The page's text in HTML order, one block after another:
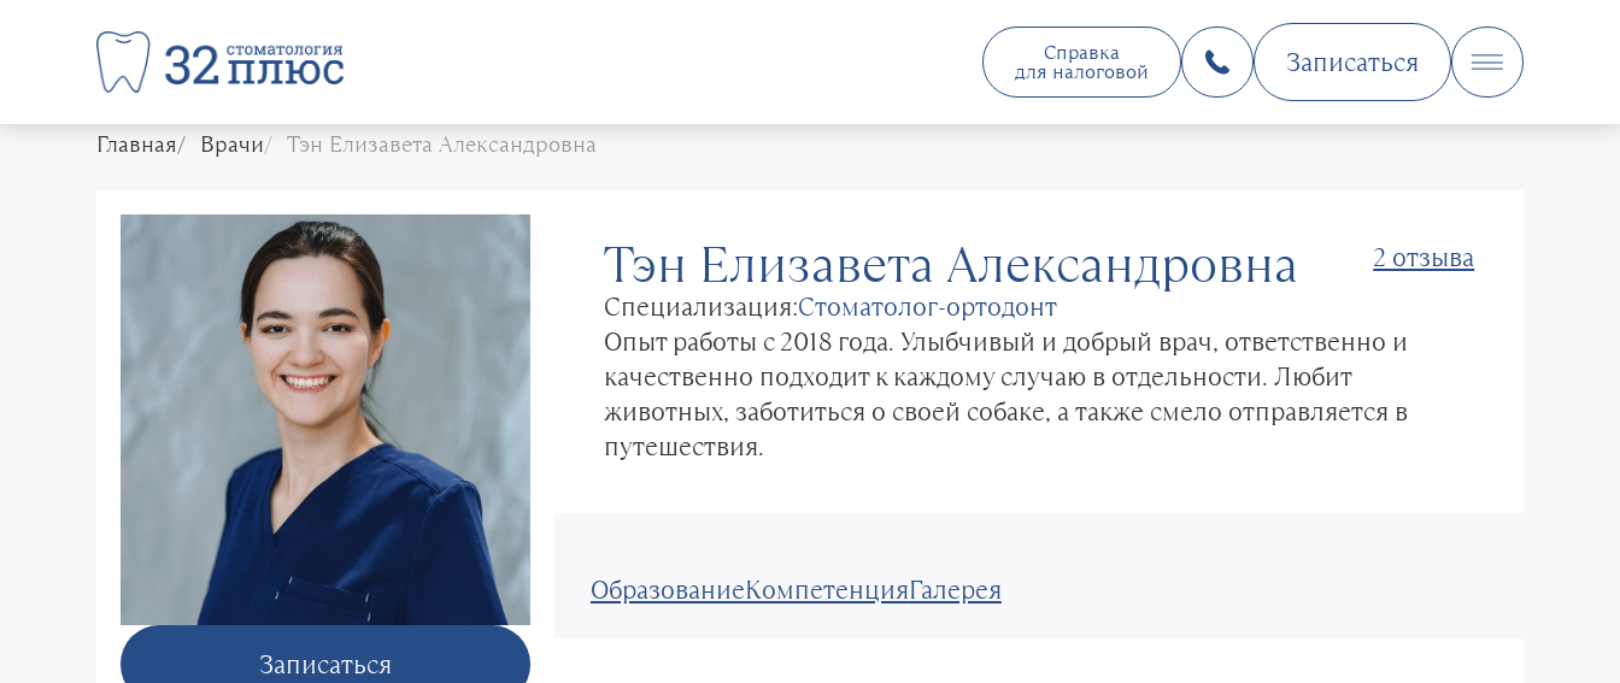
Справка
для налоговой Записаться
Главная Врачи Тэн Елизавета Александровна
Записаться
Тэн Елизавета Александровна
2 отзыва
Специализация:Стоматолог-ортодонт
Опыт работы c 2018 года. Улыбчивый и добрый врач, ответственно и
качественно подходит к каждому случаю в отдельности. Любит
животных, заботиться о своей собаке, а также смело отправляется в
путешествия.
ОбразованиеКомпетенцияГалерея